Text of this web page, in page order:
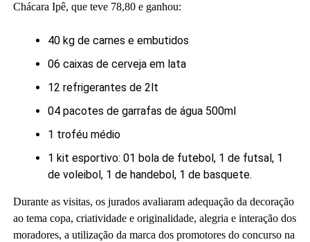
Chácara Ipê, que teve 78,80 e ganhou:
40 kg de carnes e embutidos
06 caixas de cerveja em lata
12 refrigerantes de 2lt
04 pacotes de garrafas de água 500ml
1 troféu médio
1 kit esportivo: 01 bola de futebol, 1 de futsal, 1
de voleibol, 1 de handebol, 1 de basquete.
Durante as visitas, os jurados avaliaram adequação da decoração
ao tema copa, criatividade e originalidade, alegria e interação dos
moradores, a utilização da marca dos promotores do concurso na